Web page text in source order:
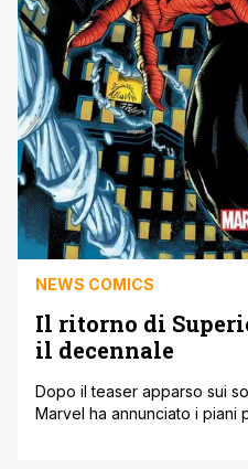
NEWS COMICS
Il ritorno di
il decennale
Dopo il teaser apparso sui
Marvel ha annunciato i piani